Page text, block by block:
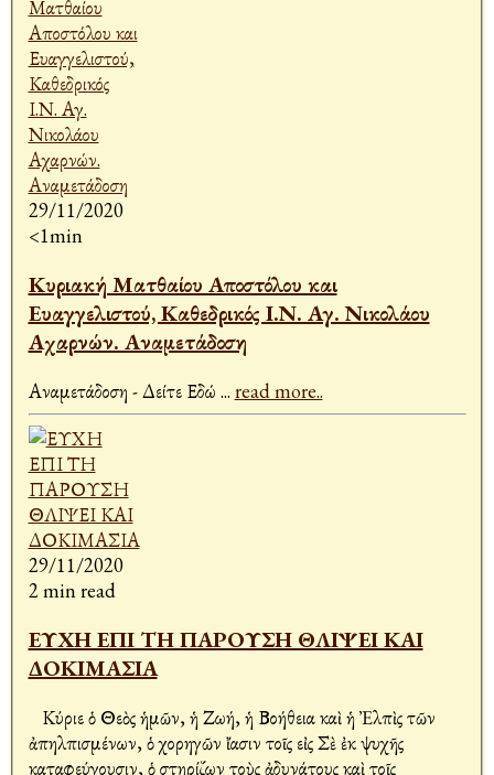
29/11/2020
<1min
Κυριακή Ματθαίου Αποστόλου και
Ευαγγελιστού, Καθεδρικός Ι.Ν. Αγ. Νικολάου
Αχαρνών. Αναμετάδοση
Αναμετάδοση - Δείτε Εδώ ... read more..
29/11/2020
2 min read
ΕΥΧΗ ΕΠΙ ΤΗ ΠΑΡΟΥΣΗ ΘΛΙΨΕΙ ΚΑΙ
ΔΟΚΙΜΑΣΙΑ
Κύριε ὁ Θεὸς ἡμῶν, ἡ Ζωή, ἡ Βοήθεια καὶ ἡ Ἐλπὶς τῶν
ἀπηλπισμένων, ὁ χορηγῶν ἴασιν τοῖς εἰς Σὲ ἐκ ψυχῆς
καταφεύγουσιν, ὁ στηρίζων τοὺς ἀδυνάτους καὶ τοῖς